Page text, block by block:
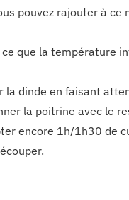
pouvez rajouter à ce
que la température
dinde en faisant
la poitrine avec le
encore 1h/1h30 de